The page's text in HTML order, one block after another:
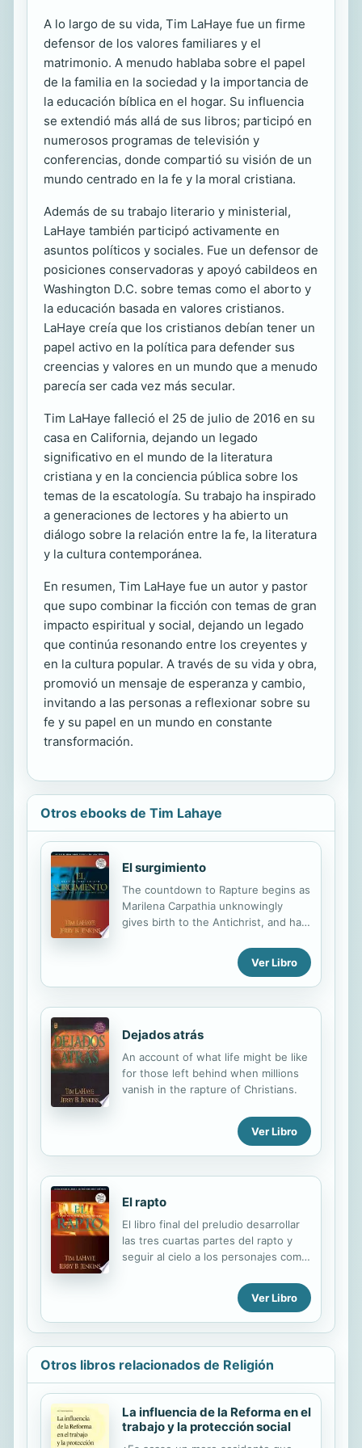
A lo largo de su vida, Tim LaHaye fue un firme
defensor de los valores familiares y el
matrimonio. A menudo hablaba sobre el papel
de la familia en la sociedad y la importancia de
la educación bíblica en el hogar. Su influencia
se extendió más allá de sus libros; participó en
numerosos programas de televisión y
conferencias, donde compartió su visión de un
mundo centrado en la fe y la moral cristiana.
Además de su trabajo literario y ministerial,
LaHaye también participó activamente en
asuntos políticos y sociales. Fue un defensor de
posiciones conservadoras y apoyó cabildeos en
Washington D.C. sobre temas como el aborto y
la educación basada en valores cristianos.
LaHaye creía que los cristianos debían tener un
papel activo en la política para defender sus
creencias y valores en un mundo que a menudo
parecía ser cada vez más secular.
Tim LaHaye falleció el 25 de julio de 2016 en su
casa en California, dejando un legado
significativo en el mundo de la literatura
cristiana y en la conciencia pública sobre los
temas de la escatología. Su trabajo ha inspirado
a generaciones de lectores y ha abierto un
diálogo sobre la relación entre la fe, la literatura
y la cultura contemporánea.
En resumen, Tim LaHaye fue un autor y pastor
que supo combinar la ficción con temas de gran
impacto espiritual y social, dejando un legado
que continúa resonando entre los creyentes y
en la cultura popular. A través de su vida y obra,
promovió un mensaje de esperanza y cambio,
invitando a las personas a reflexionar sobre su
fe y su papel en un mundo en constante
transformación.
Otros ebooks de Tim Lahaye
El surgimiento
The countdown to Rapture begins as
Marilena Carpathia unknowingly
gives birth to the Antichrist, and half
take form in young Ray Steele.
Ver Libro
Dejados atrás
An account of what life might be like
for those left behind when millions
vanish in the rapture of Christians.
Ver Libro
El rapto
El libro final del preludio desarrollar
las tres cuartas partes del rapto y
seguir al cielo a los personajes como
podrn ver los sucesos de la
Tribulacin desde la perspectiva del
cielo. El libro alternar el enfoque
entre los sucesos en la tierra
(incluyendo muchas cosas que los
autores quisieran haber podido
enfoque en los personajes en el
cielo y cmo ven ellos los caticos
Ver Libro
Otros libros relacionados de Religión
La influencia de la Reforma en el
trabajo y la protección social